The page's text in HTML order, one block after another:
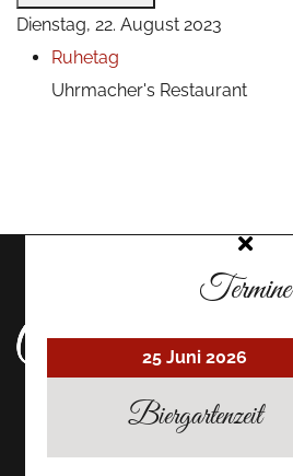
Dienstag, 22. August 2023
Ruhetag
Uhrmacher's Restaurant
Termine
25 Juni 2026
Biergartenzeit